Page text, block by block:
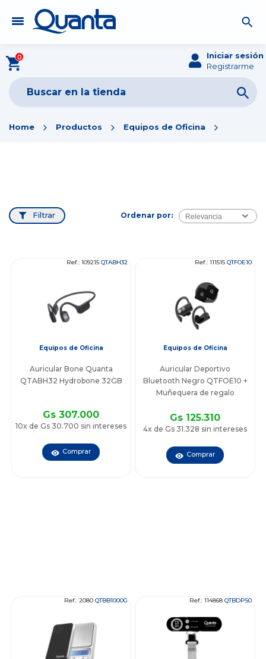
0
Iniciar sesión
Registrarme
Home Productos Equipos de Oficina
Ordenar por: Relevancia
Filtrar
Ref.: 109215 QTABH32
Equipos de Oficina
Auricular Bone Quanta
QTABH32 Hydrobone 32GB
Gs 307.000
10x de Gs 30.700 sin intereses
Comprar
Ref.: 111515 QTFOE10
Equipos de Oficina
Auricular Deportivo
Bluetooth Negro QTFOE10 +
Muñequera de regalo
Gs 125.310
4x de Gs 31.328 sin intereses
Comprar
Ref.: 2080 QTBB1000G Ref.: 114868 QTBDP50